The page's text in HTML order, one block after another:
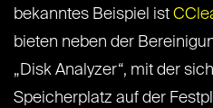
bekanntes Beispiel ist
bieten neben der
„Disk Analyzer“, mit der
Speicherplatz auf der